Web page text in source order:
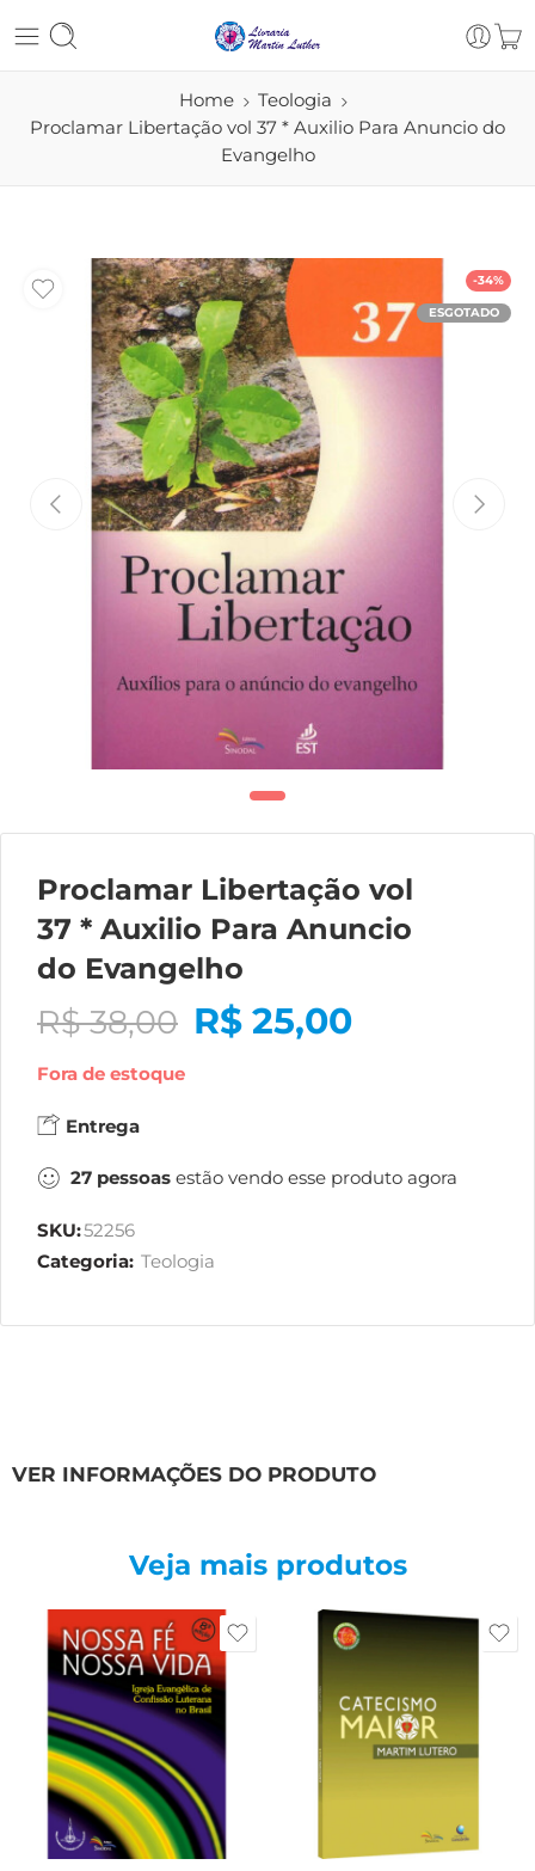
Home
Teologia
Proclamar Libertação vol 37 * Auxilio Para Anuncio do
Evangelho
-34%
ESGOTADO
Proclamar Libertação vol
37 * Auxilio Para Anuncio
do Evangelho
R$38,00 R$ 25,00
Fora de estoque
Entrega
27 pessoas estão vendo esse produto agora
SKU:52256
Categoria: Teologia
VER INFORMAÇÕES DO PRODUTO
Veja mais produtos